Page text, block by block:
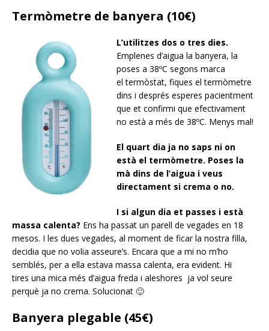
Termòmetre de banyera (10€)
L’utilitzes dos o tres dies.
Emplenes d’aigua la banyera, la
poses a 38ºC segons marca
el termòstat, fiques el termòmetre
dins i després esperes pacientment
que et confirmi que efectivament
no està a més de 38ºC. Menys mal!
El quart dia ja no saps ni on
està el termòmetre. Poses la
mà dins de l’aigua i veus
directament si crema o no.
I si algun dia et passes i està
massa calenta? Ens ha passat un parell de vegades en 18
mesos. I les dues vegades, al moment de ficar la nostra filla,
decidia que no volia asseure’s. Encara que a mi no m’ho
semblés, per a ella estava massa calenta, era evident. Hi
tires una mica més d’aigua freda i aleshores ja vol seure
perquè ja no crema. Solucionat 🙂
Banyera plegable (45€)